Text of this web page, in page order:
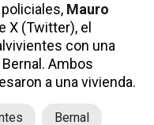
Mauro
X (Twitter), el
con una
Ambos
a una vivienda.
Bernal